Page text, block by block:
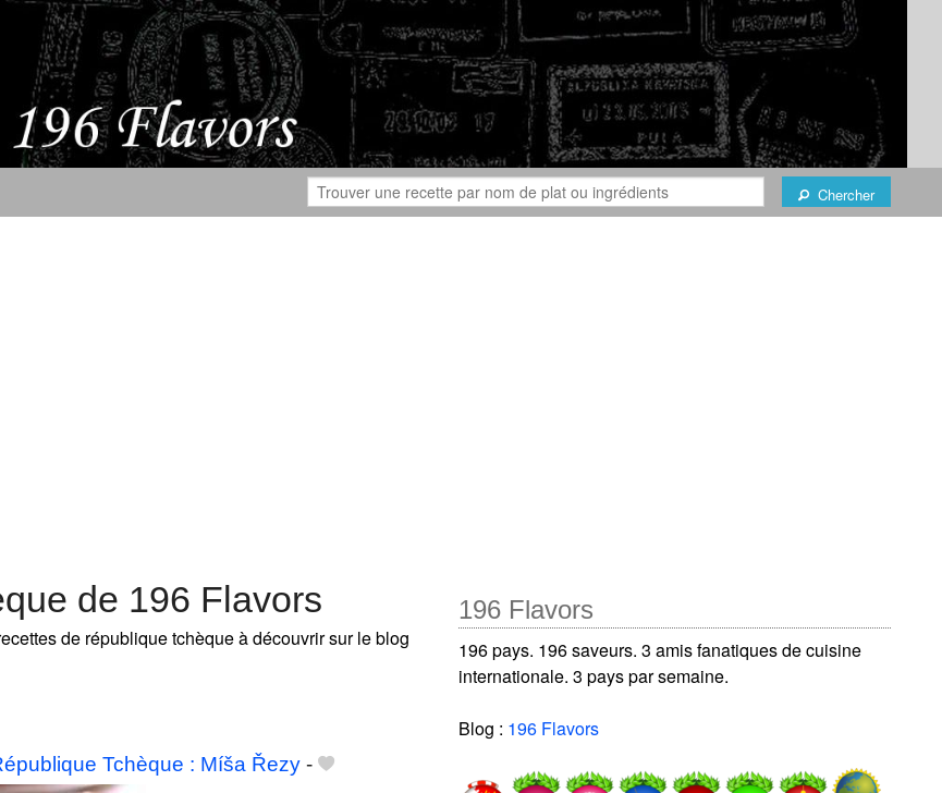
Chercher
de 196 Flavors
de république tchèque à découvrir sur le blog
Tchèque : Míša Řezy-
196 Flavors
196 pays. 196 saveurs. 3 amis fanatiques de cuisine
internationale. 3 pays par semaine.
Blog : 196 Flavors